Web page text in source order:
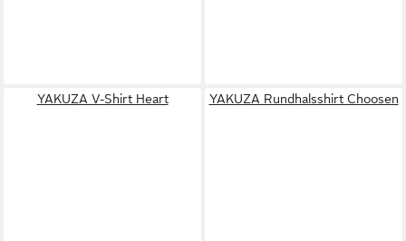
YAKUZA V-Shirt Heart YAKUZA Rundhalsshirt Choosen